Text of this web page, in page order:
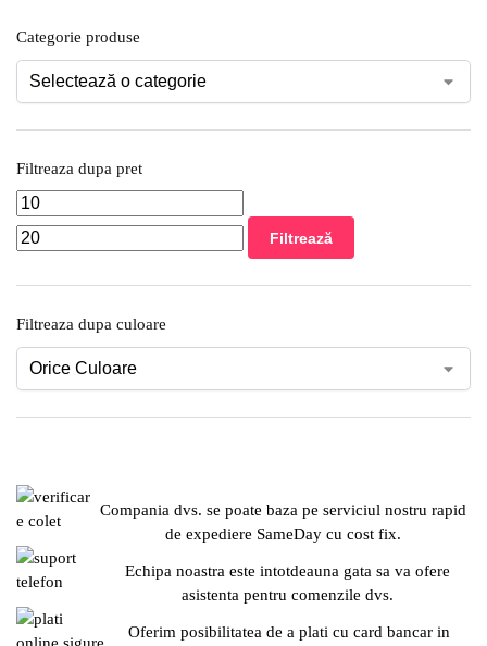
Categorie produse
Filtreaza dupa pret
Filtrează
Filtreaza dupa culoare
Compania dvs. se poate baza pe serviciul nostru rapid
de expediere SameDay cu cost fix.
Echipa noastra este intotdeauna gata sa va ofere
asistenta pentru comenzile dvs.
Oferim posibilitatea de a plati cu card bancar in